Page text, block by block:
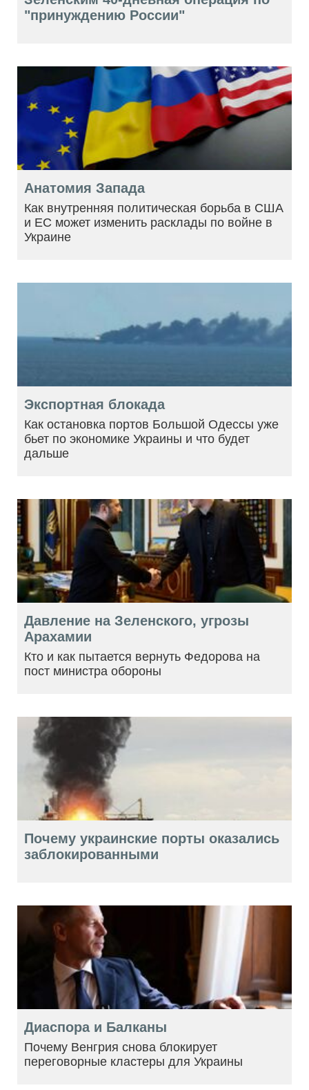
"принуждению России"
Анатомия Запада
Как внутренняя политическая борьба в США
и ЕС может изменить расклады по войне в
Украине
Экспортная блокада
Как остановка портов Большой Одессы уже
бьет по экономике Украины и что будет
дальше
Давление на Зеленского, угрозы
Арахамии
Кто и как пытается вернуть Федорова на
пост министра обороны
Почему украинские порты оказались
заблокированными
Диаспора и Балканы
Почему Венгрия снова блокирует
переговорные кластеры для Украины